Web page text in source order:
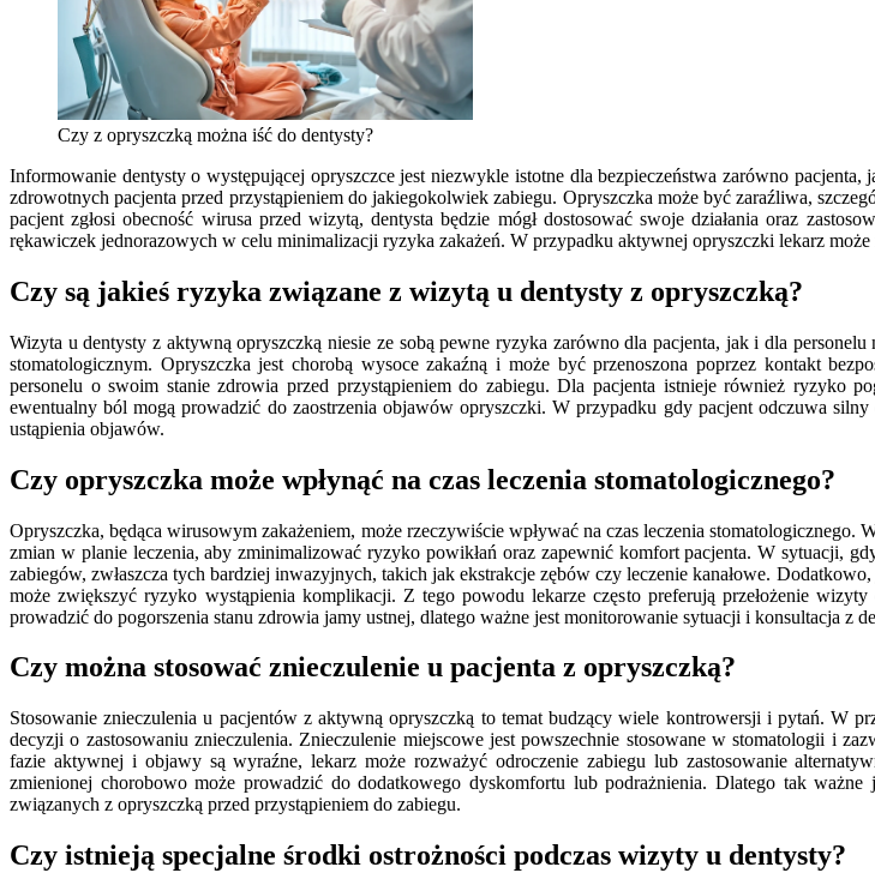
Czy z opryszczką można iść do dentysty?
Informowanie dentysty o występującej opryszczce jest niezwykle istotne dla bezpieczeństwa zarówno
zdrowotnych pacjenta przed przystąpieniem do jakiegokolwiek zabiegu. Opryszczka może być zaraźliwa,
pacjent zgłosi obecność wirusa przed wizytą, dentysta będzie mógł dostosować swoje działania oraz
rękawiczek jednorazowych w celu minimalizacji ryzyka zakażeń. W przypadku aktywnej opryszczki lekarz
Czy są jakieś ryzyka związane z wizytą u dentysty z opryszczką?
Wizyta u dentysty z aktywną opryszczką niesie ze sobą pewne ryzyka zarówno dla pacjenta, jak i dla
stomatologicznym. Opryszczka jest chorobą wysoce zakaźną i może być przenoszona poprzez kontakt
personelu o swoim stanie zdrowia przed przystąpieniem do zabiegu. Dla pacjenta istnieje również ryzyko
ewentualny ból mogą prowadzić do zaostrzenia objawów opryszczki. W przypadku gdy pacjent odczuwa
ustąpienia objawów.
Czy opryszczka może wpłynąć na czas leczenia stomatologicznego?
Opryszczka, będąca wirusowym zakażeniem, może rzeczywiście wpływać na czas leczenia
zmian w planie leczenia, aby zminimalizować ryzyko powikłań oraz zapewnić komfort pacjenta. W sytuacji,
zabiegów, zwłaszcza tych bardziej inwazyjnych, takich jak ekstrakcje zębów czy leczenie kanałowe.
może zwiększyć ryzyko wystąpienia komplikacji. Z tego powodu lekarze często preferują przełożenie
prowadzić do pogorszenia stanu zdrowia jamy ustnej, dlatego ważne jest monitorowanie sytuacji i konsultacja z
Czy można stosować znieczulenie u pacjenta z opryszczką?
Stosowanie znieczulenia u pacjentów z aktywną opryszczką to temat budzący wiele kontrowersji i pytań. W
decyzji o zastosowaniu znieczulenia. Znieczulenie miejscowe jest powszechnie stosowane w stomatologii i
fazie aktywnej i objawy są wyraźne, lekarz może rozważyć odroczenie zabiegu lub zastosowanie
zmienionej chorobowo może prowadzić do dodatkowego dyskomfortu lub podrażnienia. Dlatego tak
związanych z opryszczką przed przystąpieniem do zabiegu.
Czy istnieją specjalne środki ostrożności podczas wizyty u dentysty?